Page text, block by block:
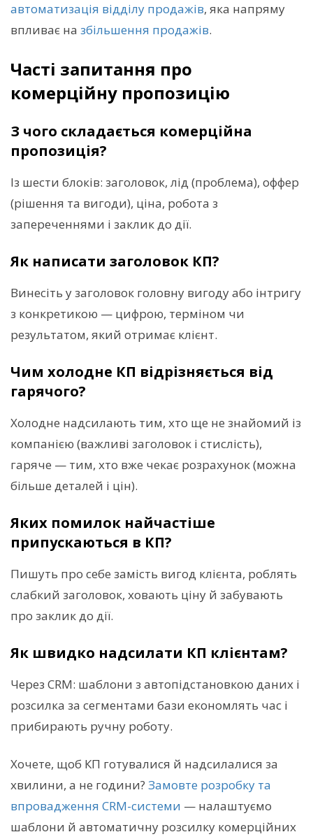
автоматизація відділу продажів, яка напряму
впливає на збільшення продажів.
Часті запитання про
комерційну пропозицію
З чого складається комерційна
пропозиція?
Із шести блоків: заголовок, лід (проблема), оффер
(рішення та вигоди), ціна, робота з
запереченнями і заклик до дії.
Як написати заголовок КП?
Винесіть у заголовок головну вигоду або інтригу
з конкретикою — цифрою, терміном чи
результатом, який отримає клієнт.
Чим холодне КП відрізняється від
гарячого?
Холодне надсилають тим, хто ще не знайомий із
компанією (важливі заголовок і стислість),
гаряче — тим, хто вже чекає розрахунок (можна
більше деталей і цін).
Яких помилок найчастіше
припускаються в КП?
Пишуть про себе замість вигод клієнта, роблять
слабкий заголовок, ховають ціну й забувають
про заклик до дії.
Як швидко надсилати КП клієнтам?
Через CRM: шаблони з автопідстановкою даних і
розсилка за сегментами бази економлять час і
прибирають ручну роботу.
Хочете, щоб КП готувалися й надсилалися за
хвилини, а не години? Замовте розробку та
впровадження CRM-системи — налаштуємо
шаблони й автоматичну розсилку комерційних